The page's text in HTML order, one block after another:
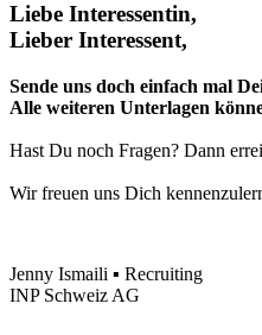
Liebe Interessentin,
Lieber Interessent,
Sende uns doch einfach mal
Alle weiteren Unterlagen
Hast Du noch Fragen? Dann
Wir freuen uns Dich
Jenny Ismaili ▪ Recruiting
INP Schweiz AG